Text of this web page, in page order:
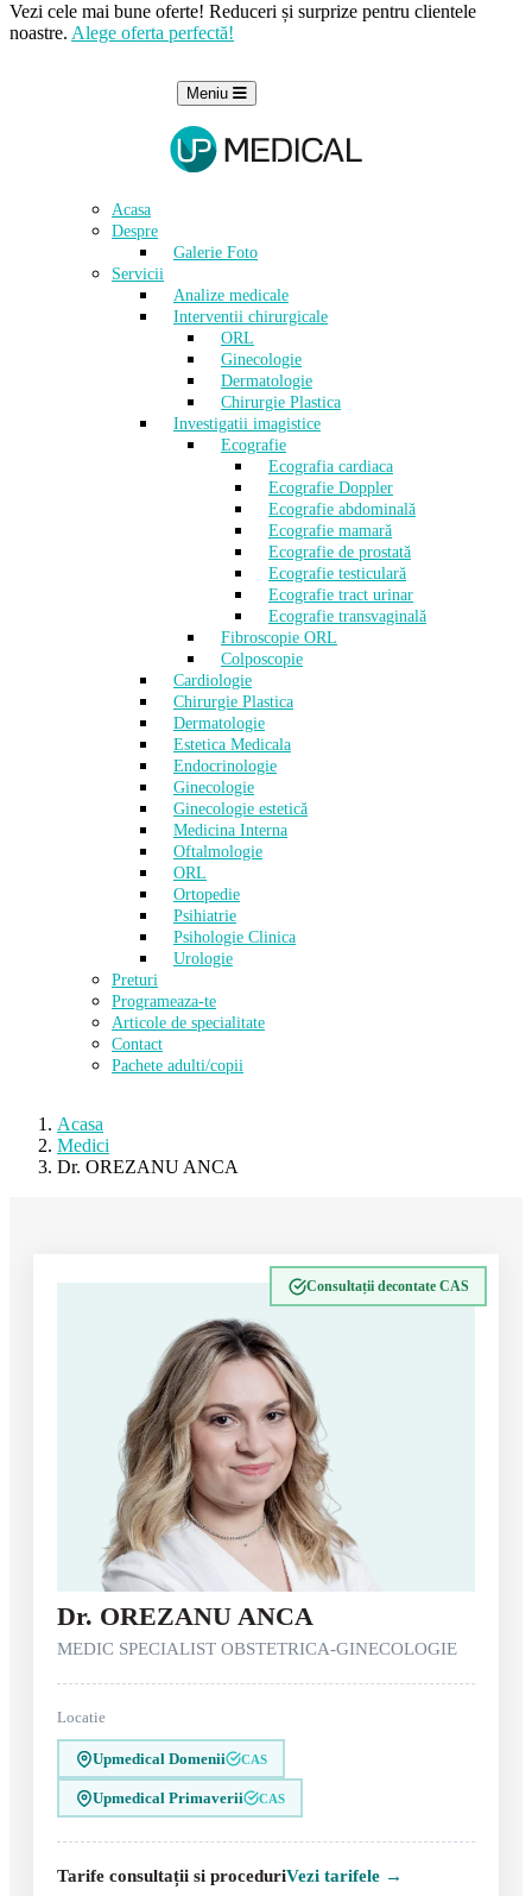
Vezi cele mai bune oferte! Reduceri și surprize pentru clientele
noastre. Alege oferta perfectă!
Meniu
Acasa
Despre
Galerie Foto
Servicii
Analize medicale
Interventii chirurgicale
ORL
Ginecologie
Dermatologie
Chirurgie Plastica
Investigatii imagistice
Ecografie
Ecografia cardiaca
Ecografie Doppler
Ecografie abdominală
Ecografie mamară
Ecografie de prostată
Ecografie testiculară
Ecografie tract urinar
Ecografie transvaginală
Fibroscopie ORL
Colposcopie
Cardiologie
Chirurgie Plastica
Dermatologie
Estetica Medicala
Endocrinologie
Ginecologie
Ginecologie estetică
Medicina Interna
Oftalmologie
ORL
Ortopedie
Psihiatrie
Psihologie Clinica
Urologie
Preturi
Programeaza-te
Articole de specialitate
Contact
Pachete adulti/copii
Acasa
Medici
Dr. OREZANU ANCA
Consultații decontate CAS
Dr. OREZANU ANCA
MEDIC SPECIALIST OBSTETRICA-GINECOLOGIE
Locatie
Upmedical Domenii CAS
Upmedical Primaverii CAS
Tarife consultații si proceduriVezi tarifele →